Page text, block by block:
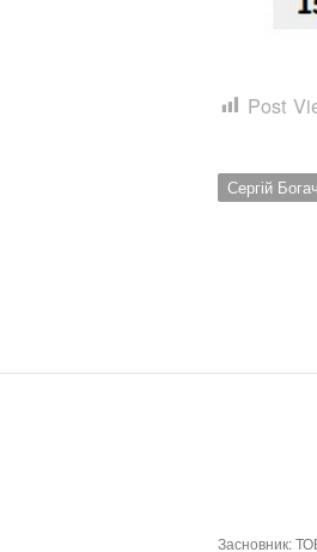
Post
Сергій
Засновник: